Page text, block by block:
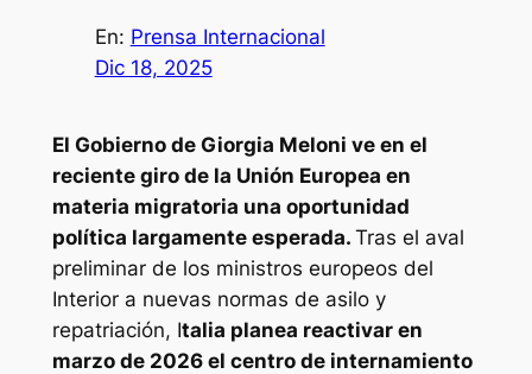
En: Prensa Internacional
Dic 18, 2025
El Gobierno de Giorgia Meloni ve en el
reciente giro de la Unión Europea en
materia migratoria una oportunidad
política largamente esperada. Tras el aval
preliminar de los ministros europeos del
Interior a nuevas normas de asilo y
repatriación, Italia planea reactivar en
marzo de 2026 el centro de internamiento